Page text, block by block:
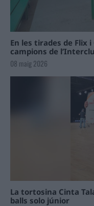
En les tirades de Flix
campions de
08 maig 2026
La tortosina Cinta
balls solo júnior